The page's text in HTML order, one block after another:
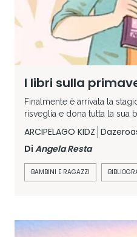
I libri sulla
Finalmente è arrivata la
risveglia e dona tutta la sua
ARCIPELAGO KIDZ
Di Angela Resta
BAMBINI E RAGAZZI